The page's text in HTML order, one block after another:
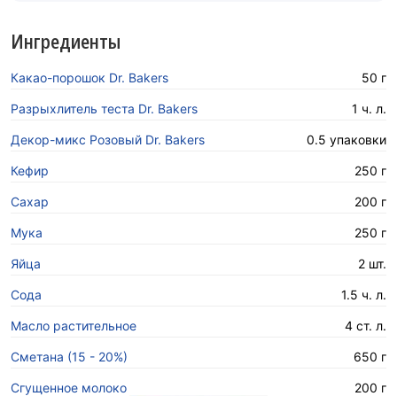
Ингредиенты
Какао-порошок Dr. Bakers 50 г
Разрыхлитель теста Dr. Bakers 1 ч. л.
Декор-микс Розовый Dr. Bakers 0.5 упаковки
Кефир 250 г
Сахар 200 г
Мука 250 г
Яйца 2 шт.
Сода 1.5 ч. л.
Масло растительное 4 ст. л.
Сметана (15 - 20%) 650 г
Сгущенное молоко 200 г